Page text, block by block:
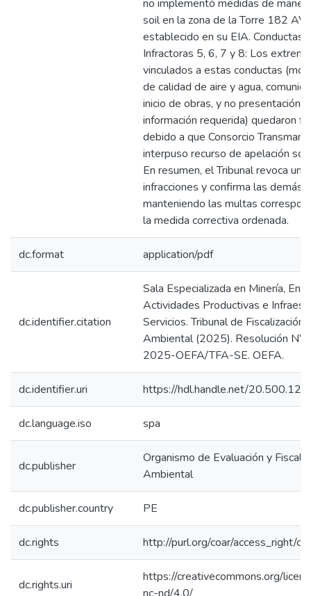
no implementó medidas de
soil en la zona de la Torre 182
establecido en su EIA. Conductas
Infractoras 5, 6, 7 y 8: Los
vinculados a estas conductas
de calidad de aire y agua,
inicio de obras, y no presentación
información requerida) quedaron
debido a que Consorcio
interpuso recurso de apelación
En resumen, el Tribunal revoca
infracciones y confirma las demás,
manteniendo las multas
la medida correctiva ordenada.
dc.format application/pdf
dc.identifier.citation
Sala Especializada en Minería,
Actividades Productivas e
Servicios. Tribunal de Fiscalización
Ambiental (2025). Resolución N°
2025-OEFA/TFA-SE. OEFA.
dc.identifier.uri https://hdl.handle.net/
dc.language.iso spa
dc.publisher
Organismo de Evaluación y
Ambiental
dc.publisher.country PE
dc.rights http://purl.org/coar/access_right/
dc.rights.uri
https://creativecommons.org/